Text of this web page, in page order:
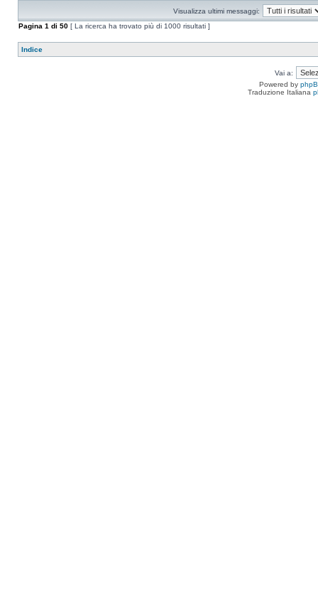
Visualizza ultimi messaggi:
Pagina 1 di 50 [ La ricerca ha trovato più di 1000 risultati ]
Indice
Vai a:
Powered by
Traduzione Italiana